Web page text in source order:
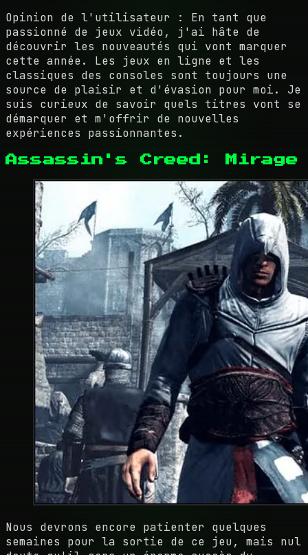
Opinion de l'utilisateur : En tant que
passionné de jeux vidéo, j'ai hâte de
découvrir les nouveautés qui vont marquer
cette année. Les jeux en ligne et les
classiques des consoles sont toujours une
source de plaisir et d'évasion pour moi. Je
suis curieux de savoir quels titres vont se
démarquer et m'offrir de nouvelles
expériences passionnantes.
Assassin's Creed: Mirage
Nous devrons encore patienter quelques
semaines pour la sortie de ce jeu, mais nul